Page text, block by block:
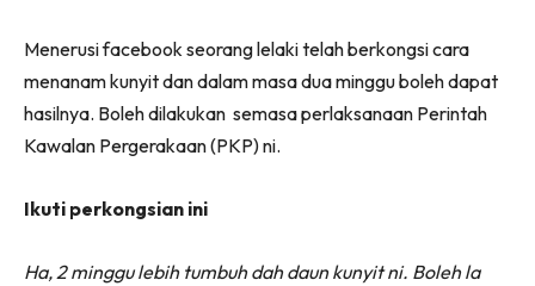
Menerusi facebook seorang lelaki telah berkongsi cara
menanam kunyit dan dalam masa dua minggu boleh dapat
hasilnya. Boleh dilakukan semasa perlaksanaan Perintah
Kawalan Pergerakaan (PKP) ni.
Ikuti perkongsian ini
Ha, 2 minggu lebih tumbuh dah daun kunyit ni. Boleh la